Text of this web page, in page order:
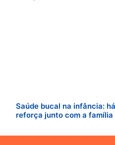
Saúde bucal na infância:
reforça junto com a família